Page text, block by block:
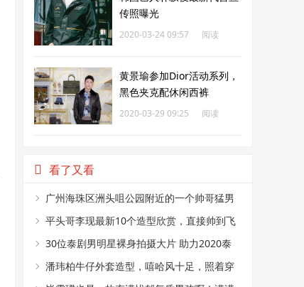
传照曝光
2020-03-24 09:57
阅读
黄景瑜参加Dior活动系列，
黑色夹克配休闲西裤
2020-03-29 09:25
阅读
看了又看
广州海珠区洲头咀公园附近的一个帅哥猛男
烤肉摊
平头哥李现最新10个造型欣赏，直接帅到飞
起
30位泰剧男明星裸身拍摄大片 助力2020泰
国乳腺癌粉红丝带
潘玮柏牛仔外套造型，嘻哈风十足，照着穿